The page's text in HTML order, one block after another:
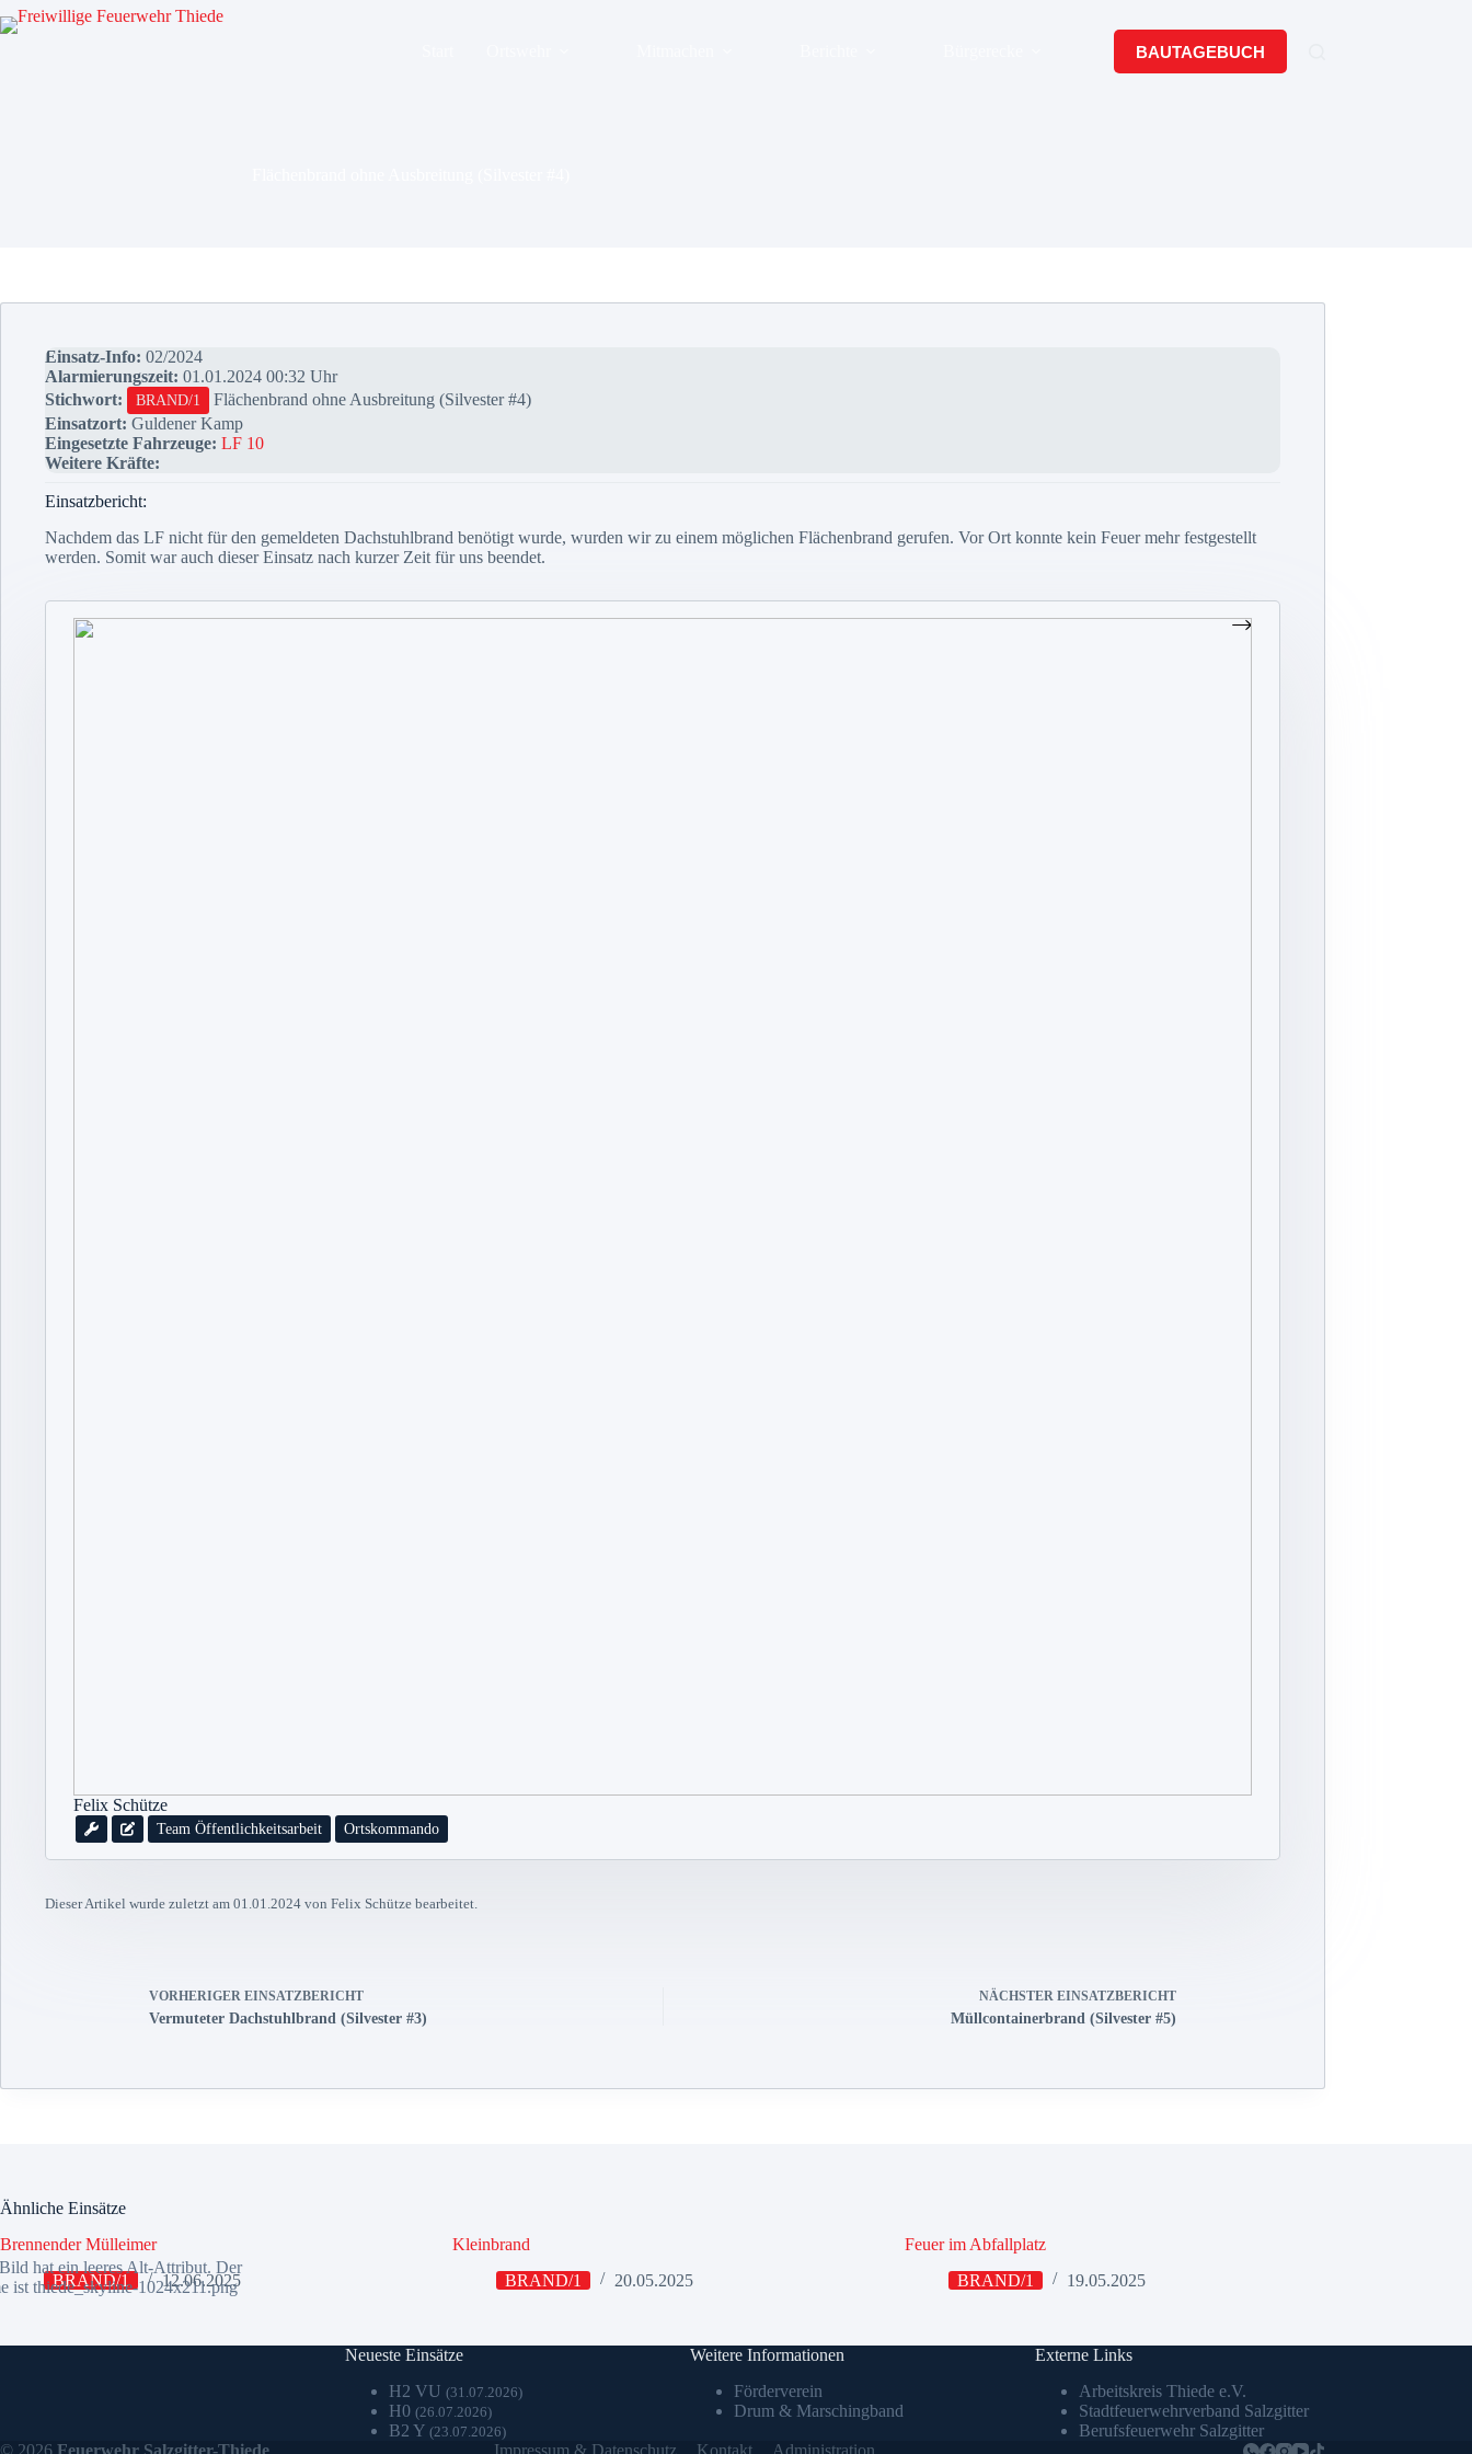
Zum
Inhalt
BAUTAGEBUCH
Einsatz-Info: 02/2024
Alarmierungszeit: 01.01.2024 00:32 Uhr
Stichwort:
BRAND/1
Flächenbrand ohne Ausbreitung (Silvester #4)
Einsatzort: Guldener Kamp
Eingesetzte Fahrzeuge: LF 10
Weitere Kräfte:
Einsatzbericht:
Nachdem das LF nicht für den gemeldeten Dachstuhlbrand benötigt wurde, wurden wir zu einem möglichen Flächenbrand gerufen. Vor Ort konnte kein Feuer mehr festgestellt
werden. Somit war auch dieser Einsatz nach kurzer Zeit für uns beendet.
Felix Schütze
Team Öffentlichkeitsarbeit Ortskommando
Dieser Artikel wurde zuletzt am 01.01.2024 von Felix Schütze bearbeitet.
VORHERIGER EINSATZBERICHT
Vermuteter Dachstuhlbrand (Silvester #3)
NÄCHSTER EINSATZBERICHT
Müllcontainerbrand (Silvester #5)
Ähnliche Einsätze
Brennender Mülleimer
BRAND/1
12.06.2025
Kleinbrand
BRAND/1
20.05.2025
Feuer im Abfallplatz
BRAND/1
19.05.2025
Neueste Einsätze
H2 VU (31.07.2026)
H0 (26.07.2026)
B2 Y (23.07.2026)
Weitere Informationen
Förderverein
Drum & Marschingband
Externe Links
Arbeitskreis Thiede e.V.
Stadtfeuerwehrverband Salzgitter
Berufsfeuerwehr Salzgitter
© 2026 Feuerwehr Salzgitter-Thiede Impressum & Datenschutz Kontakt Administration